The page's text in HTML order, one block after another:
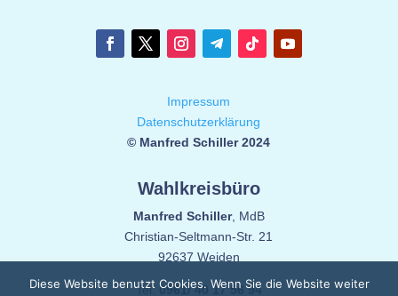
Impressum
Datenschutzerklärung
© Manfred Schiller 2024
Wahlkreisbüro
Manfred Schiller, MdB
Christian-Seltmann-Str. 21
92637 Weiden
Tel. 0961/ 40 17 56 94
Diese Website benutzt Cookies. Wenn Sie die Website weiter